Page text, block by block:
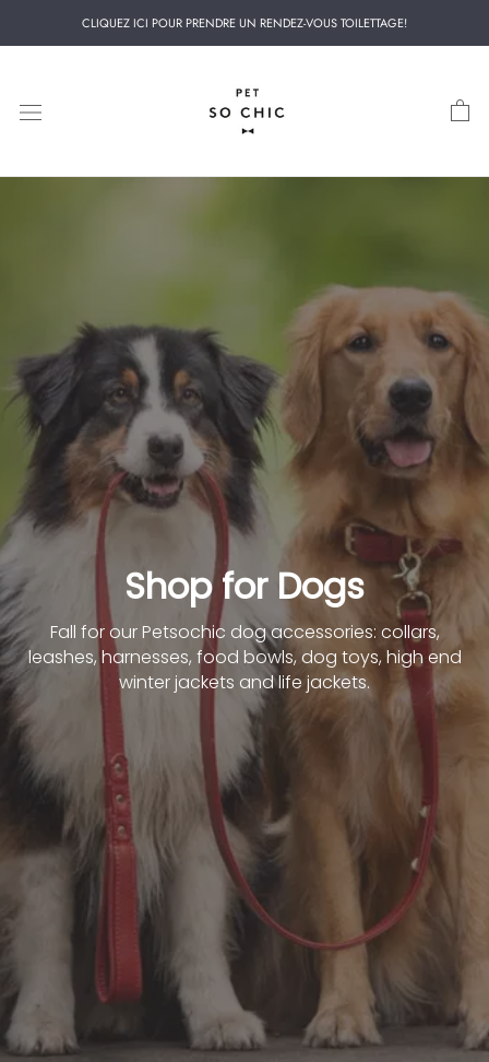
CLIQUEZ ICI POUR PRENDRE UN RENDEZ-VOUS TOILETTAGE!
Shop for Dogs
Fall for our Petsochic dog accessories: collars,
leashes, harnesses, food bowls, dog toys, high end
winter jackets and life jackets.